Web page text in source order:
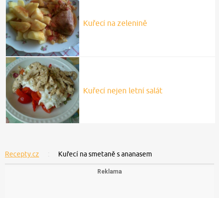
Kuřecí na zelenině
Kuřecí nejen letní salát
Recepty.cz Kuřecí na smetaně s ananasem